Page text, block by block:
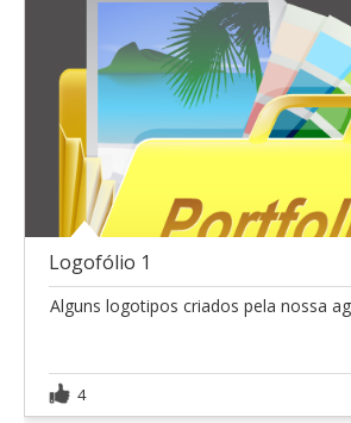
Logofólio 1
Alguns logotipos criados pela nossa
4